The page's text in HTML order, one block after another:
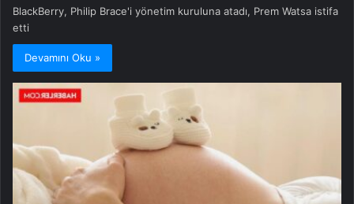
BlackBerry, Philip Brace'i yönetim kuruluna atadı, Prem Watsa istifa
etti
Devamını Oku »